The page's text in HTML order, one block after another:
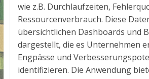
wie z.B. Durchlaufzeiten,
Ressourcenverbrauch. Diese
übersichtlichen Dashboards und
dargestellt, die es Unternehmen
Engpässe und
identifizieren. Die Anwendung